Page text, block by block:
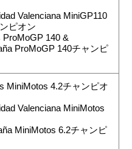
Valenciana MiniGP110
ピオン
140 &
ProMoGP 140チャンピ
MiniMotos 4.2チャンピオ
Valenciana MiniMotos
MiniMotos 6.2チャンピ